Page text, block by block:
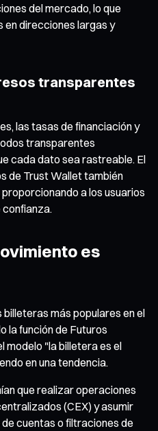
del mercado, lo que
en direcciones largas y
transparentes
las tasas de financiación y
transparentes
cada dato sea rastreable. El
de Trust Wallet también
a los usuarios
confianza.
es
más populares en el
la función de Futuros
modelo "la billetera es el
en una tendencia.
que realizar operaciones
(CEX) y asumir
cuentas o filtraciones de